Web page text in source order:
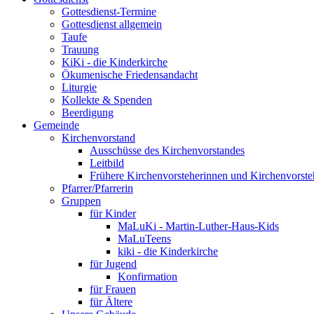
Gottesdienst-Termine
Gottesdienst allgemein
Taufe
Trauung
KiKi - die Kinderkirche
Ökumenische Friedensandacht
Liturgie
Kollekte & Spenden
Beerdigung
Gemeinde
Kirchenvorstand
Ausschüsse des Kirchenvorstandes
Leitbild
Frühere Kirchenvorsteherinnen und
Pfarrer/Pfarrerin
Gruppen
für Kinder
MaLuKi - Martin-Luther-Haus-Kids
MaLuTeens
kiki - die Kinderkirche
für Jugend
Konfirmation
für Frauen
für Ältere